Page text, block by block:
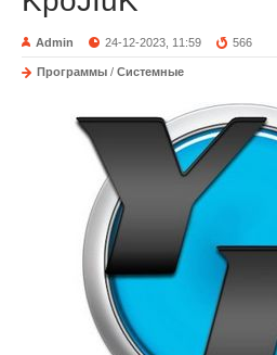
Admin 24-12-2023, 11:59 566
Программы / Системные